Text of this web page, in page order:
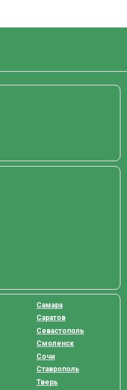
Самара
Саратов
Севастополь
Смоленск
Сочи
Ставрополь
Тверь